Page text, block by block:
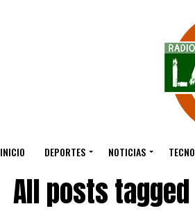
INICIO DEPORTES NOTICIAS
All posts